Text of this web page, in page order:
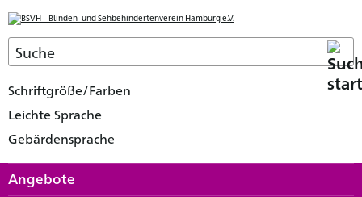
Schriftgröße/Farben
Leichte Sprache
Gebärdensprache
Angebote